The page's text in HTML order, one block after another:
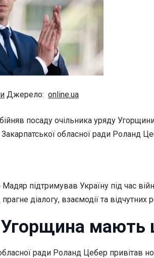
Джерело: online.ua
посаду очільника уряду
Закарпатської обласної ради
підтримував Україну під час
діалогу, взаємодії та відчутних
Угорщина мають
ради Роланд Цебер привітав